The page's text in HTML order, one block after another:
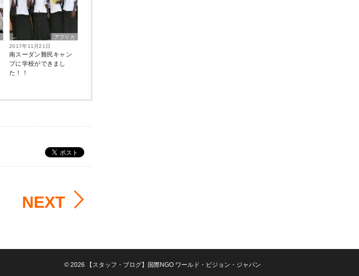
アフリカ
2017年11月21日
南スーダン難民キャン
プに学校ができまし
た！！
NEXT
© 2026 【スタッフ・ブログ】国際NGO ワールド・ビジョン・ジャパン